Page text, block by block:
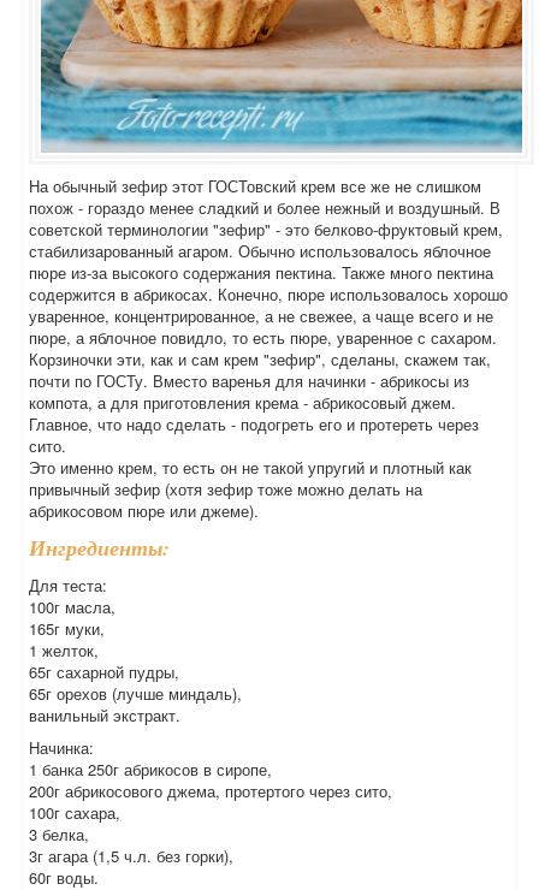
На обычный зефир этот ГОСТовский крем все же не слишком
похож - гораздо менее сладкий и более нежный и воздушный. В
советской терминологии "зефир" - это белково-фруктовый крем,
стабилизарованный агаром. Обычно использовалось яблочное
пюре из-за высокого содержания пектина. Также много пектина
содержится в абрикосах. Конечно, пюре использовалось хорошо
уваренное, концентрированное, а не свежее, а чаще всего и не
пюре, а яблочное повидло, то есть пюре, уваренное с сахаром.
Корзиночки эти, как и сам крем "зефир", сделаны, скажем так,
почти по ГОСТу. Вместо варенья для начинки - абрикосы из
компота, а для приготовления крема - абрикосовый джем.
Главное, что надо сделать - подогреть его и протереть через
сито.
Это именно крем, то есть он не такой упругий и плотный как
привычный зефир (хотя зефир тоже можно делать на
абрикосовом пюре или джеме).
Ингредиенты:
Для теста:
100г масла,
165г муки,
1 желток,
65г сахарной пудры,
65г орехов (лучше миндаль),
ванильный экстракт.
Начинка:
1 банка 250г абрикосов в сиропе,
200г абрикосового джема, протертого через сито,
100г сахара,
3 белка,
3г агара (1,5 ч.л. без горки),
60г воды.